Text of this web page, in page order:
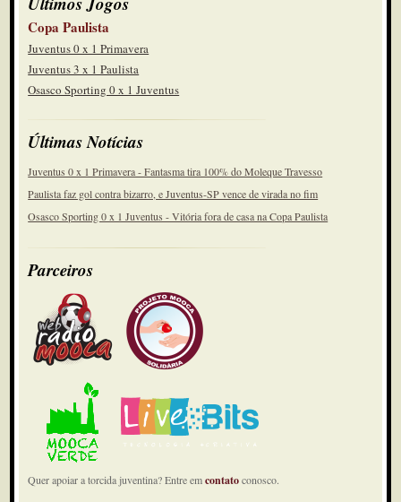
Copa Paulista
Juventus 0 x 1 Primavera
Juventus 3 x 1 Paulista
Osasco Sporting 0 x 1 Juventus
Últimas Notícias
Juventus 0 x 1 Primavera - Fantasma tira 100% do Moleque Travesso
Paulista faz gol contra bizarro, e Juventus-SP vence de virada no fim
Osasco Sporting 0 x 1 Juventus - Vitória fora de casa na Copa Paulista
Parceiros
Quer apoiar a torcida juventina? Entre emcontatoconosco.